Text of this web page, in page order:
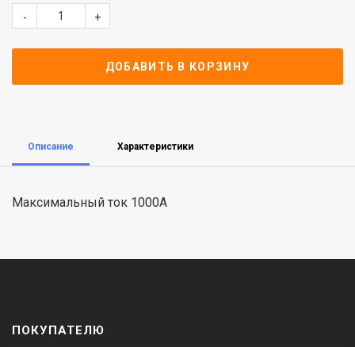
- +
ДОБАВИТЬ В КОРЗИНУ
Описание Характеристики
Максимальный ток 1000А
ПОКУПАТЕЛЮ